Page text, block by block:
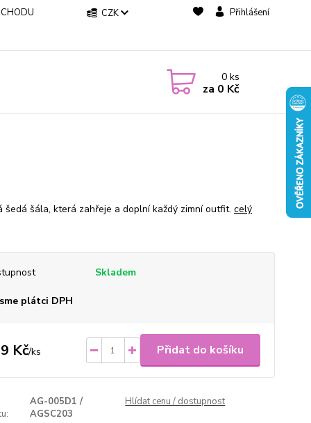
CZK Přihlášení
0ks
za 0 Kč
šedá šála, která zahřeje a doplní každý zimní outfit. celý
Skladem
plátci DPH
Kč/ks Přidat do košíku
AG-005D1 /
AGSC203
Hlídat cenu / dostupnost